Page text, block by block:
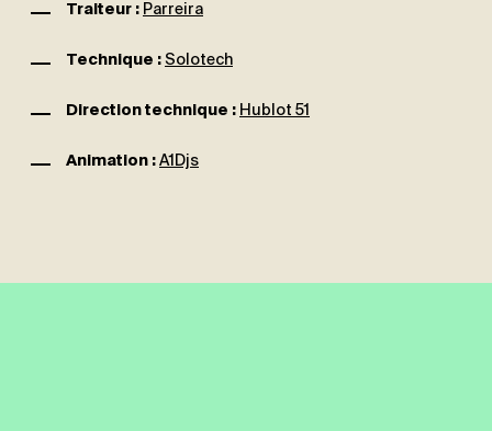
Traiteur : Parreira
Technique : Solotech
Direction technique : Hublot 51
Animation : A1Djs